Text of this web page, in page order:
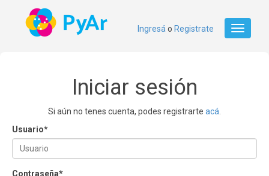
Toggle
Ingresá o Registrate
Iniciar sesión
Si aún no tenes cuenta, podes registrarte acá
Usuario*
Contraseña*